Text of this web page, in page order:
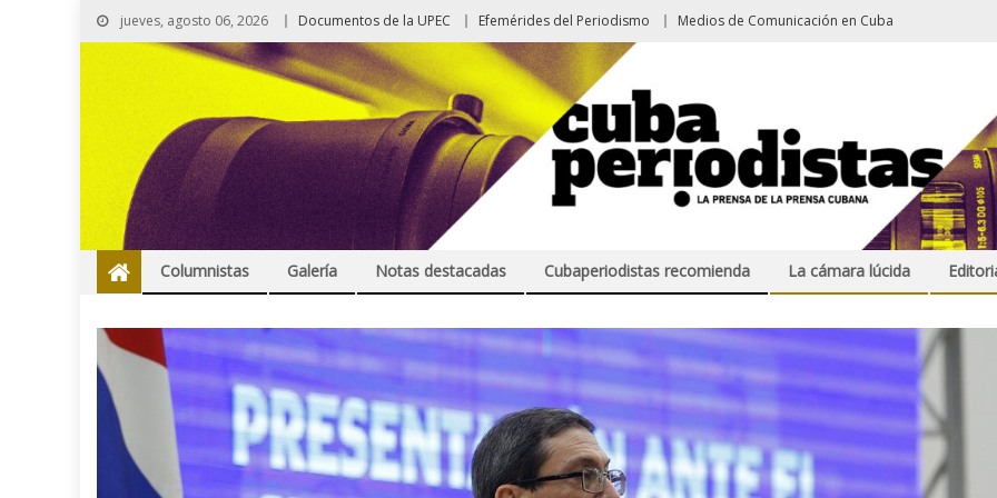
jueves, agosto 06, 2026 Documentos de la UPEC Efemérides del Periodismo Medios de Comunicación en Cuba
Columnistas Galería Notas destacadas Cubaperiodistas recomienda La cámara lúcida